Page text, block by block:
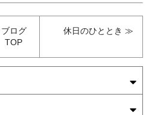
ブログ
TOP
休日のひととき ≫